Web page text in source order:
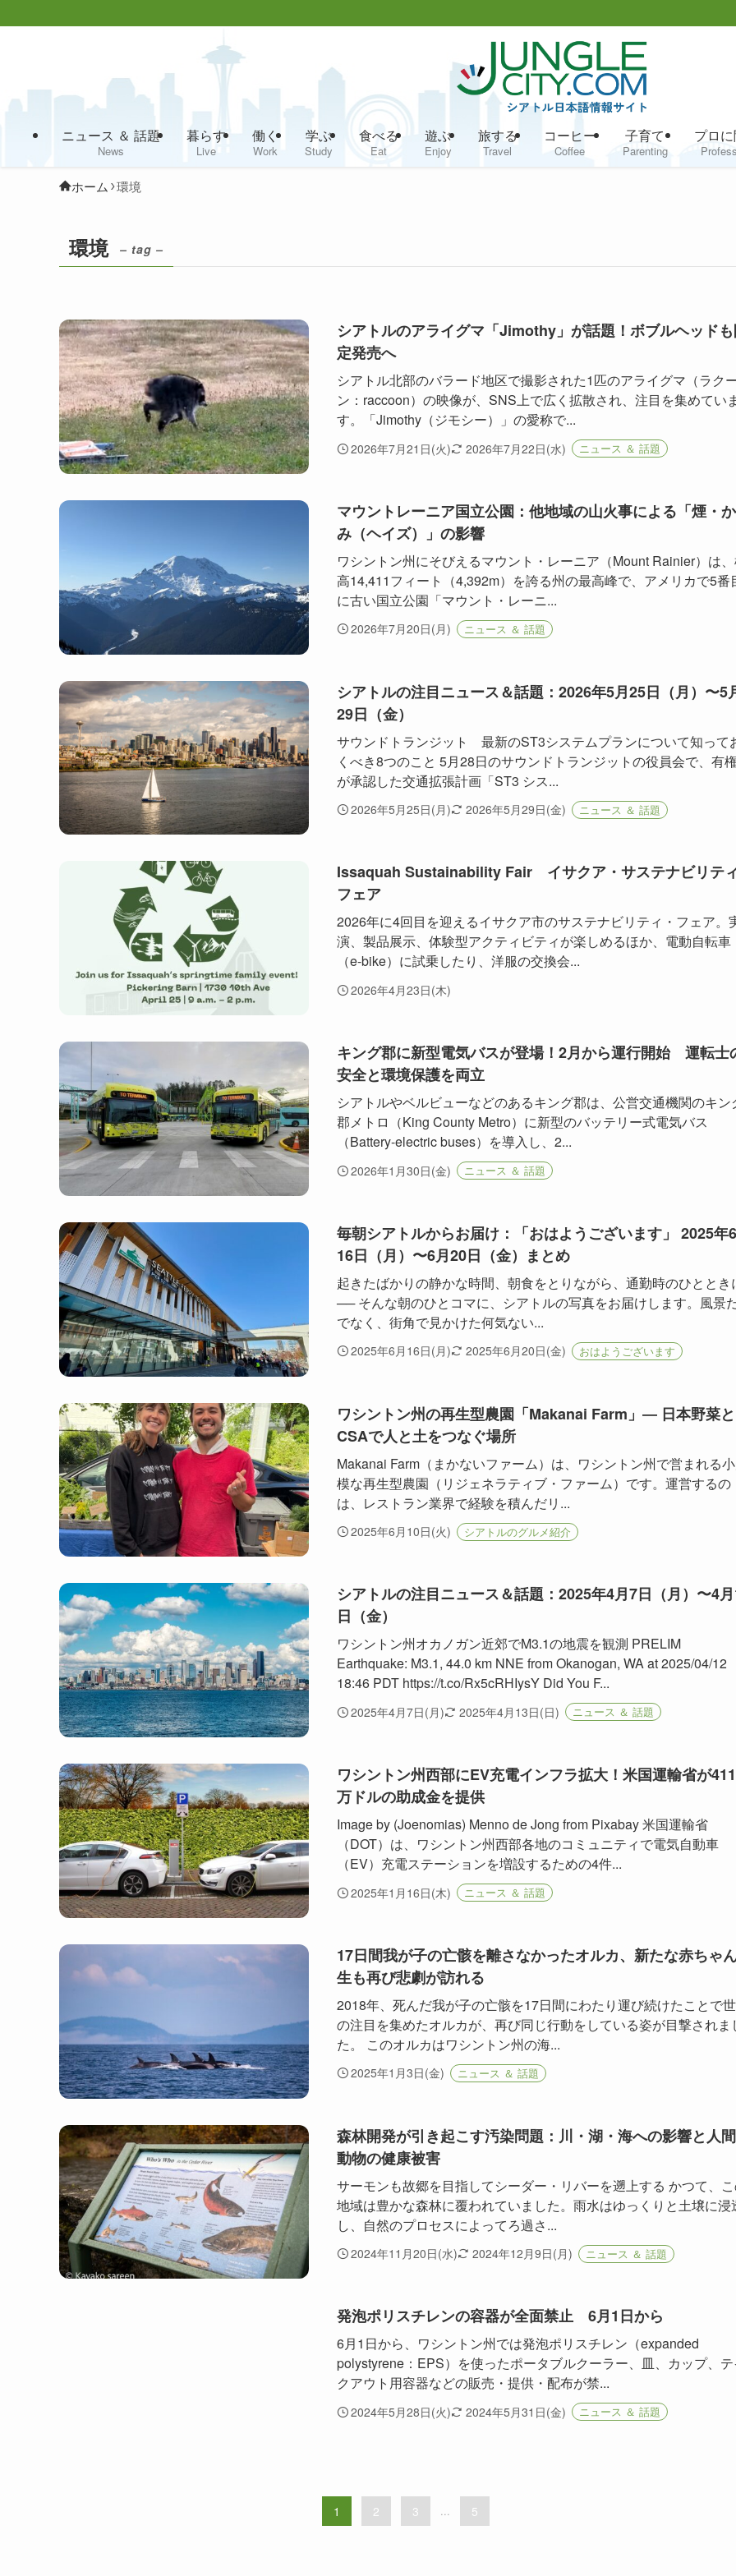
ニュース ＆ 話題
News
暮らす
Live
働く
Work
学ぶ
Study
食べる
Eat
遊ぶ
Enjoy
旅する
Travel
コーヒー
Coffee
子育て
Parenting
プロ
ホーム 環境
環境 – tag –
シアトルのアライグマ「Jimothy」が話題！ボブルヘッド
定発売へ
シアトル北部のバラード地区で撮影された1匹のアライグマ（ラク
ン：raccoon）の映像が、SNS上で広く拡散され、注目を集めてい
す。「Jimothy（ジモシー）」の愛称で...
2026年7月21日(火) 2026年7月22日(水) ニュース ＆ 話題
マウントレーニア国立公園：他地域の山火事による「煙・
み（ヘイズ）」の影響
ワシントン州にそびえるマウント・レーニア（Mount Rainier）は
高14,411フィート（4,392m）を誇る州の最高峰で、アメリカで5番
に古い国立公園「マウント・レーニ...
2026年7月20日(月) ニュース ＆ 話題
シアトルの注目ニュース＆話題：2026年5月25日（月）〜5
29日（金）
サウンドトランジット 最新のST3システムプランについて知って
くべき8つのこと 5月28日のサウンドトランジットの役員会で、有
が承認した交通拡張計画「ST3 シス...
2026年5月25日(月) 2026年5月29日(金) ニュース ＆ 話題
Issaquah Sustainability Fair イサクア・サステナビリテ
フェア
2026年に4回目を迎えるイサクア市のサステナビリティ・フェア。
演、製品展示、体験型アクティビティが楽しめるほか、電動自転車
（e-bike）に試乗したり、洋服の交換会...
2026年4月23日(木)
キング郡に新型電気バスが登場！2月から運行開始 運転士
安全と環境保護を両立
シアトルやベルビューなどのあるキング郡は、公営交通機関のキン
郡メトロ（King County Metro）に新型のバッテリー式電気バス
（Battery-electric buses）を導入し、2...
2026年1月30日(金) ニュース ＆ 話題
毎朝シアトルからお届け：「おはようございます」 2025年
16日（月）〜6月20日（金）まとめ
起きたばかりの静かな時間、朝食をとりながら、通勤時のひととき
── そんな朝のひとコマに、シアトルの写真をお届けします。風景
でなく、街角で見かけた何気ない...
2025年6月16日(月) 2025年6月20日(金) おはようございます
ワシントン州の再生型農園「Makanai Farm」― 日本野菜と
CSAで人と土をつなぐ場所
Makanai Farm（まかないファーム）は、ワシントン州で営まれる
模な再生型農園（リジェネラティブ・ファーム）です。運営するの
は、レストラン業界で経験を積んだリ...
2025年6月10日(火) シアトルのグルメ紹介
シアトルの注目ニュース＆話題：2025年4月7日（月）〜4
日（金）
ワシントン州オカノガン近郊でM3.1の地震を観測 PRELIM
Earthquake: M3.1, 44.0 km NNE from Okanogan, WA at 2025/04/12
18:46 PDT https://t.co/Rx5cRHIysY Did You F...
2025年4月7日(月) 2025年4月13日(日) ニュース ＆ 話題
ワシントン州西部にEV充電インフラ拡大！米国運輸省が
万ドルの助成金を提供
Image by (Joenomias) Menno de Jong from Pixabay 米国運輸省
（DOT）は、ワシントン州西部各地のコミュニティで電気自動車
（EV）充電ステーションを増設するための4件...
2025年1月16日(木) ニュース ＆ 話題
17日間我が子の亡骸を離さなかったオルカ、新たな赤ちゃ
生も再び悲劇が訪れる
2018年、死んだ我が子の亡骸を17日間にわたり運び続けたことで
の注目を集めたオルカが、再び同じ行動をしている姿が目撃されま
た。 このオルカはワシントン州の海...
2025年1月3日(金) ニュース ＆ 話題
森林開発が引き起こす汚染問題：川・湖・海への影響と人
動物の健康被害
サーモンも故郷を目指してシーダー・リバーを遡上する かつて、
地域は豊かな森林に覆われていました。雨水はゆっくりと土壌に浸
し、自然のプロセスによってろ過さ...
2024年11月20日(水) 2024年12月9日(月) ニュース ＆ 話題
発泡ポリスチレンの容器が全面禁止 6月1日から
6月1日から、ワシントン州では発泡ポリスチレン（expanded
polystyrene：EPS）を使ったポータブルクーラー、皿、カップ、
クアウト用容器などの販売・提供・配布が禁...
2024年5月28日(火) 2024年5月31日(金) ニュース ＆ 話題
1 2 3 ... 5